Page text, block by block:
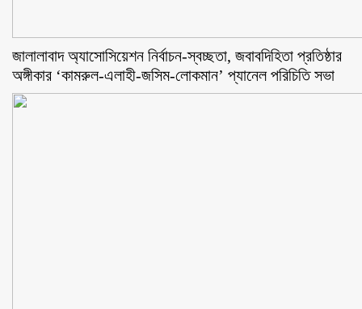
জালালাবাদ অ্যাসোসিয়েশন নির্বাচন-স্বচ্ছতা, জবাবদিহিতা প্রতিষ্ঠার
অঙ্গীকার ‘কামরুল-এলাহী-জসিম-লোকমান’ প্যানেল পরিচিতি সভা